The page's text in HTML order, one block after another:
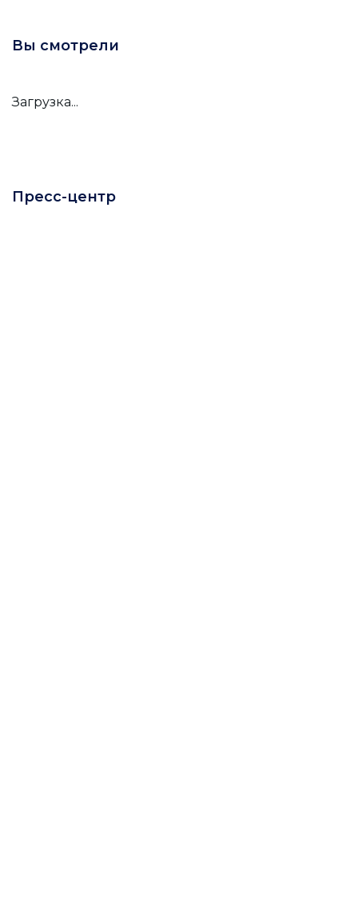
Вы смотрели
Загрузка...
Пресс-центр